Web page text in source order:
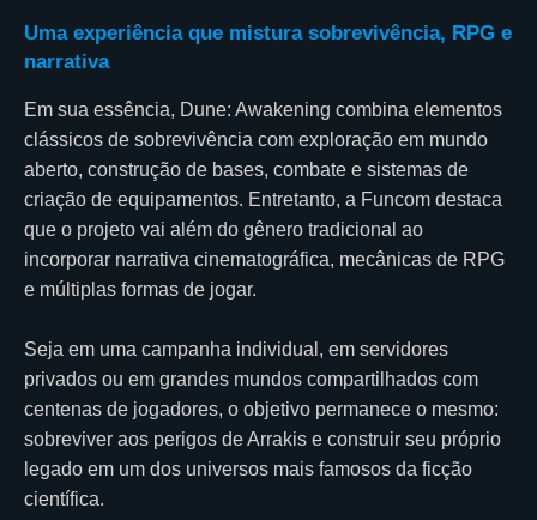
Uma experiência que mistura sobrevivência, RPG e
narrativa
Em sua essência, Dune: Awakening combina elementos
clássicos de sobrevivência com exploração em mundo
aberto, construção de bases, combate e sistemas de
criação de equipamentos. Entretanto, a Funcom destaca
que o projeto vai além do gênero tradicional ao
incorporar narrativa cinematográfica, mecânicas de RPG
e múltiplas formas de jogar.
Seja em uma campanha individual, em servidores
privados ou em grandes mundos compartilhados com
centenas de jogadores, o objetivo permanece o mesmo:
sobreviver aos perigos de Arrakis e construir seu próprio
legado em um dos universos mais famosos da ficção
científica.